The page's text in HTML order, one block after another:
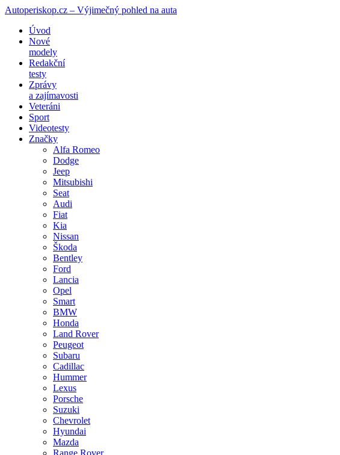
Autoperiskop.cz – Výjimečný pohled na auta
Přejít
obsahu
webu
Úvod
Nové
modely
Redakční
testy
Zprávy
a zajímavosti
Veteráni
Sport
Videotesty
Značky
Alfa Romeo
Dodge
Jeep
Mitsubishi
Seat
Audi
Fiat
Kia
Nissan
Škoda
Bentley
Ford
Lancia
Opel
Smart
BMW
Honda
Land Rover
Peugeot
Subaru
Cadillac
Hummer
Lexus
Porsche
Suzuki
Chevrolet
Hyundai
Mazda
Range Rover